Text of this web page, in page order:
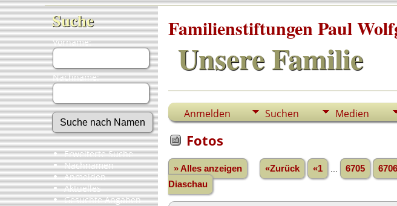
Suche
Vorname:
Nachname:
Erweiterte Suche
Nachnamen
Anmelden
Aktuelles
Gesuchte Angaben
Familienstiftungen Paul
Unsere Familie
Anmelden Suchen Medien
Fotos
» Alles anzeigen «Zurück «1 6705 6706
Diaschau